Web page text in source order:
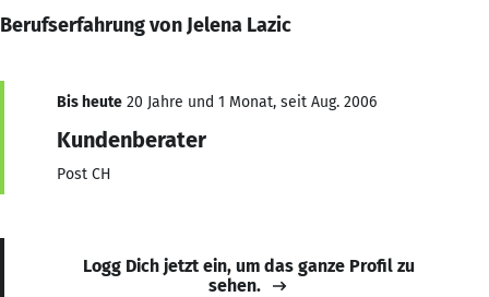
Berufserfahrung von Jelena Lazic
Bis heute 20 Jahre und 1 Monat, seit Aug. 2006
Kundenberater
Post CH
Logg Dich jetzt ein, um das ganze Profil zu
sehen.